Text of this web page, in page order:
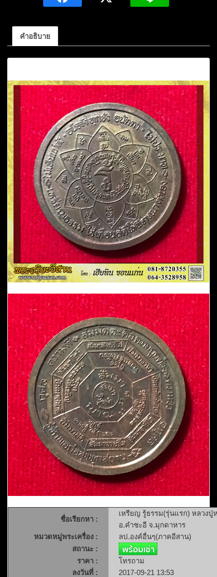
คำอธิบาย
ชื่อเรียกหา :
เหรียญ รู้ธรรม(รุ่นแรก) หลวงปู่
อ.คำชะอี จ.มุกดาหาร
หมวดหมู่พระเครื่อง :
ลป.องค์อื่นๆ(ภาคอีสาน)
สถานะ :
ราคา :
โทรถาม
ลงวันที่ :
2017-09-21 13:53